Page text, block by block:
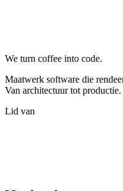
We turn coffee into code.
Maatwerk software die
Van architectuur tot productie.
Lid van